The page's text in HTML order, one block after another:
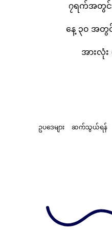
၇ရက်အတွင်း
နေ့ ၃၀ အတွင်
အားလုံ
ဥပဒေများ ဆက်သွယ်ရန်